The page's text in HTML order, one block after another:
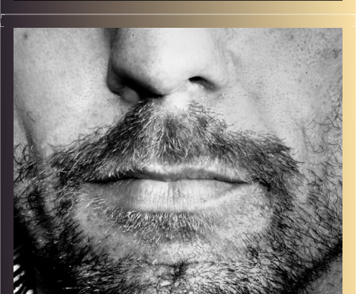
זיפים, מוזיקה מחוספסת של הופעות חיות. הרבה ג'אם, רוק,
בלוז, bluegrass, ג'אז, Fאנק, פרוגרסיב ואפילו אלקטרוניקה.
כל מה שחי, אמיתי ונושם.
עם שמוליק רגב.
קרדיט תמונות: David Goehring